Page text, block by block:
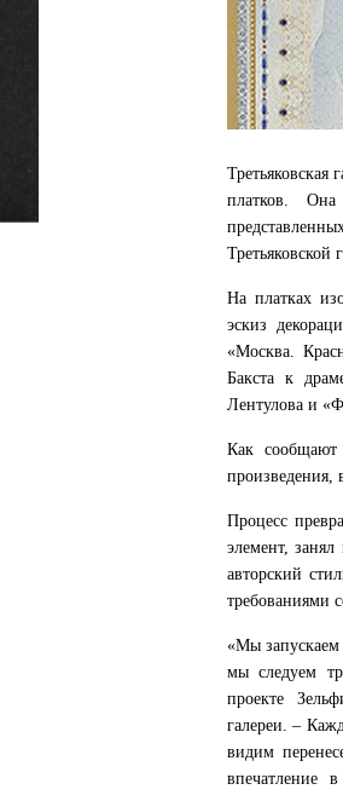
Третьяковская
платков.
Третьяковской
На платках
эскиз
«Москва.
Бакста к
Лентулова и
Как
произведения,
Процесс
элемент,
авторский
требованиями
«Мы
мы следуем
проекте
галереи. –
видим
впечатление